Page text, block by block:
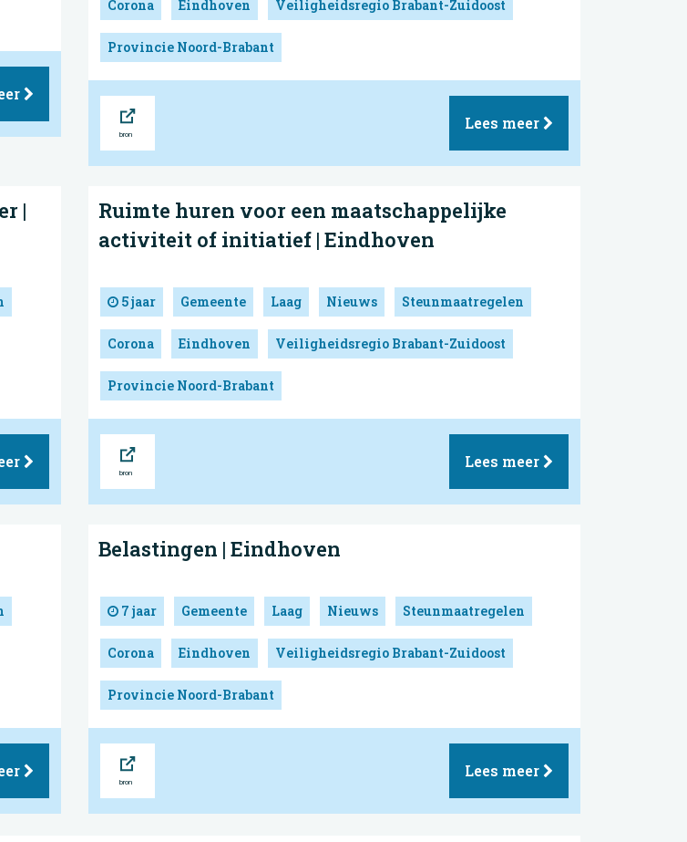
Corona Eindhoven Veiligheidsregio Brabant-Zuidoost
Provincie Noord-Brabant
Lees meer
|
Ruimte huren voor een maatschappelijke
activiteit of initiatief | Eindhoven
5 jaar Gemeente Laag Nieuws Steunmaatregelen
Corona Eindhoven Veiligheidsregio Brabant-Zuidoost
Provincie Noord-Brabant
Lees meer
Belastingen | Eindhoven
7 jaar Gemeente Laag Nieuws Steunmaatregelen
Corona Eindhoven Veiligheidsregio Brabant-Zuidoost
Provincie Noord-Brabant
Lees meer